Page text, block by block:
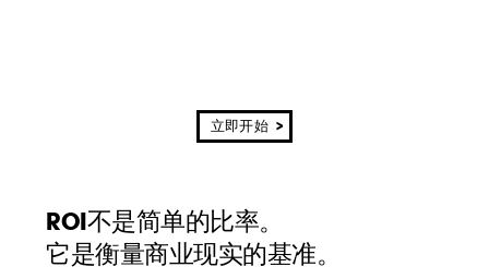
立即开始
ROI不是简单的比率。
它是衡量商业现实的基准。